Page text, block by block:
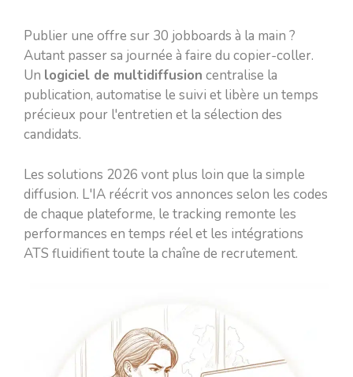
Publier une offre sur 30 jobboards à la main ?
Autant passer sa journée à faire du copier-coller.
Un logiciel de multidiffusion centralise la
publication, automatise le suivi et libère un temps
précieux pour l'entretien et la sélection des
candidats.
Les solutions 2026 vont plus loin que la simple
diffusion. L'IA réécrit vos annonces selon les codes
de chaque plateforme, le tracking remonte les
performances en temps réel et les intégrations
ATS fluidifient toute la chaîne de recrutement.